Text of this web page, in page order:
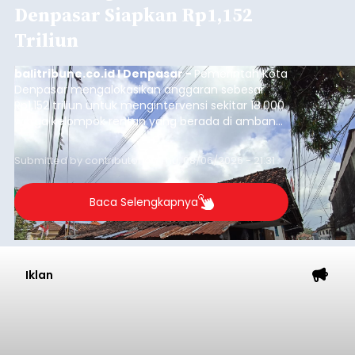
Denpasar Siapkan Rp1,152
Triliun
balitribune.co.id I Denpasar - Pemerintah Kota
Denpasar mengalokasikan anggaran sebesar
Rp1,152 triliun untuk mengintervensi sekitar 18.000
warga kelompok rentan yang berada di ambang
garis kemiskinan. Langkah strategis ini diambil
guna menjaga masyarakat yang berada pada
kelompok desil 5 dan 6 tersebut agar tidak
merosot ke kategori miskin.
Submitted by contributor Thu, 08/06/2026 - 21:31
Baca Selengkapnya
Iklan